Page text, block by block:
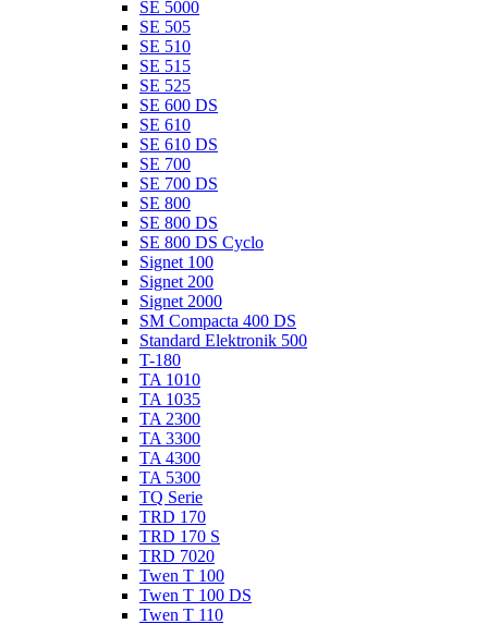
SE 5000
SE 505
SE 510
SE 515
SE 525
SE 600 DS
SE 610
SE 610 DS
SE 700
SE 700 DS
SE 800
SE 800 DS
SE 800 DS Cyclo
Signet 100
Signet 200
Signet 2000
SM Compacta 400 DS
Standard Elektronik 500
T-180
TA 1010
TA 1035
TA 2300
TA 3300
TA 4300
TA 5300
TQ Serie
TRD 170
TRD 170 S
TRD 7020
Twen T 100
Twen T 100 DS
Twen T 110